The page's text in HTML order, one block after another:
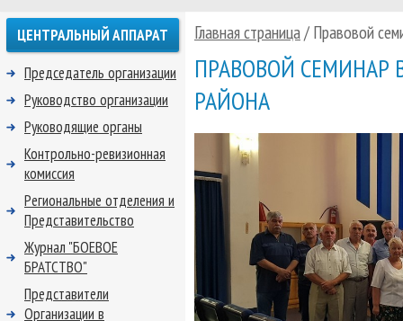
Главная страница/ Правовой
ПРАВОВОЙ СЕМИНАР
РАЙОНА
ЦЕНТРАЛЬНЫЙ АППАРАТ
Председатель организации
Руководство организации
Руководящие органы
Контрольно-ревизионная
комиссия
Региональные отделения и
Представительство
Журнал "БОЕВОЕ
БРАТСТВО"
Представители
Организации в